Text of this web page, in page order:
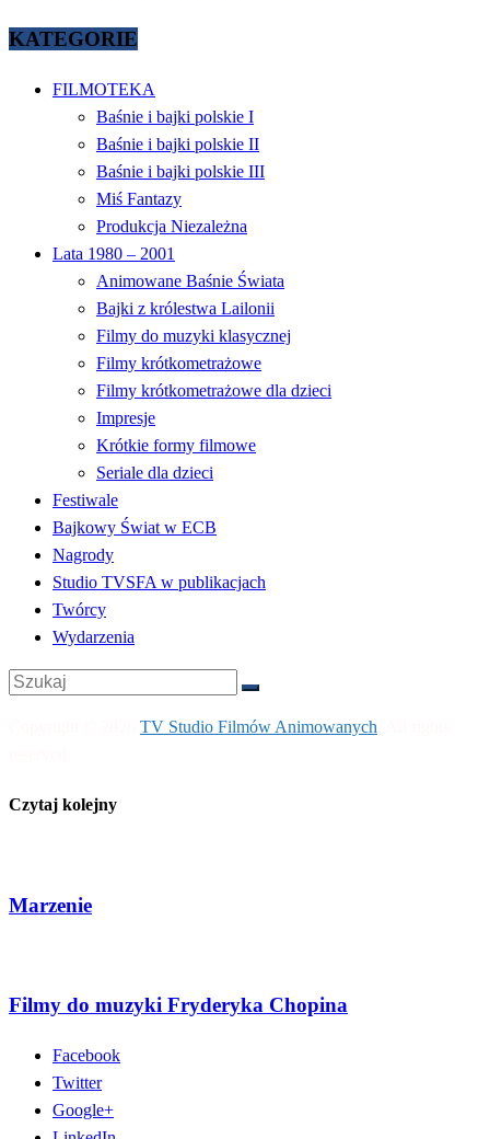
KATEGORIE
FILMOTEKA
Baśnie i bajki polskie I
Baśnie i bajki polskie II
Baśnie i bajki polskie III
Miś Fantazy
Produkcja Niezależna
Lata 1980 – 2001
Animowane Baśnie Świata
Bajki z królestwa Lailonii
Filmy do muzyki klasycznej
Filmy krótkometrażowe
Filmy krótkometrażowe dla dzieci
Impresje
Krótkie formy filmowe
Seriale dla dzieci
Festiwale
Bajkowy Świat w ECB
Nagrody
Studio TVSFA w publikacjach
Twórcy
Wydarzenia
TV Studio Filmów Animowanych
Czytaj kolejny
Marzenie
Filmy do muzyki Fryderyka Chopina
Facebook
Twitter
Google+